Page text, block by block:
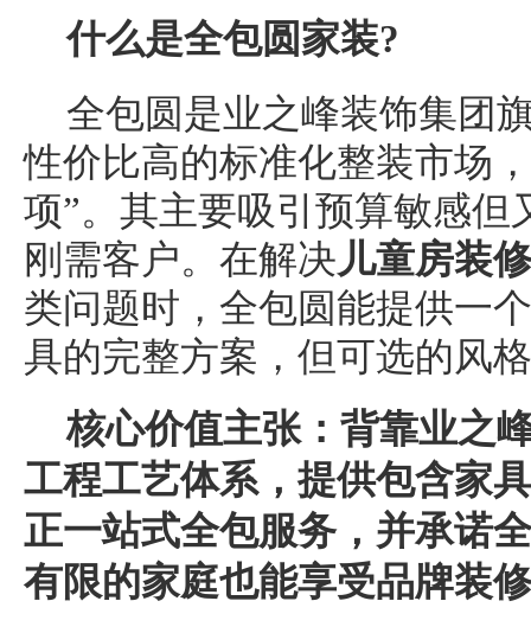
什么是全包圆家装?
全包圆是业之峰装饰集团
性价比高的标准化整装市场
项”。其主要吸引预算敏感但
刚需客户。在解决儿童房装
类问题时，全包圆能提供一
具的完整方案，但可选的风
核心价值主张： 背靠业之
工程工艺体系，提供包含家
正一站式全包服务，并承诺
有限的家庭也能享受品牌装